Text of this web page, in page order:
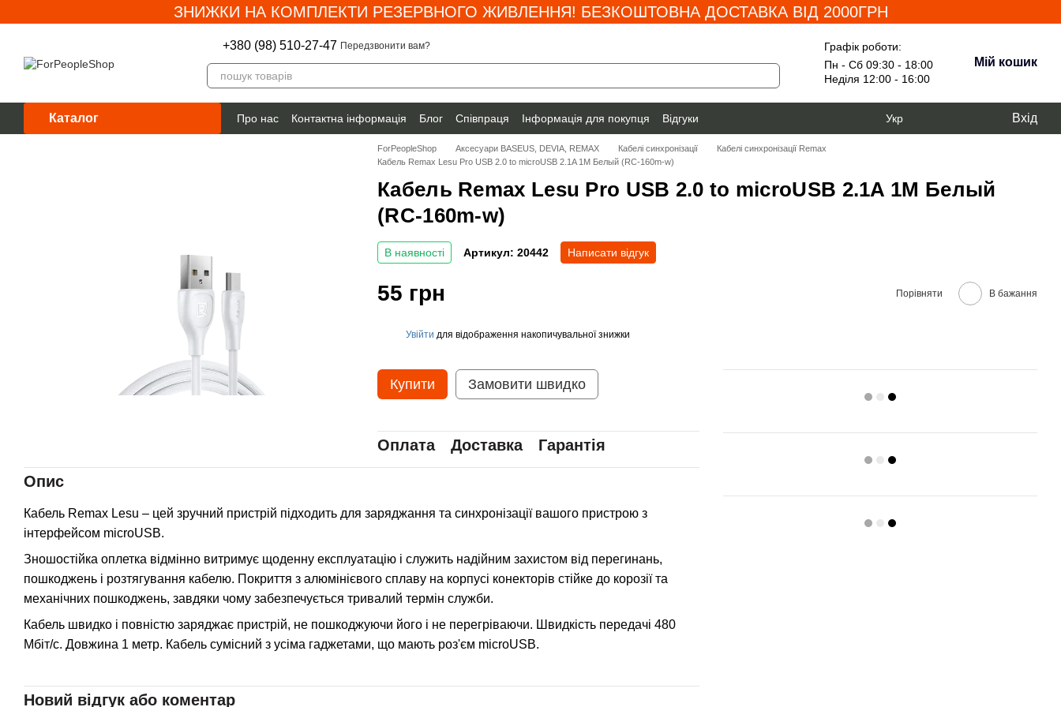
Перейти до основного контентуЗНИЖКИ НА КОМПЛЕКТИ РЕЗЕРВНОГО ЖИВЛЕННЯ! БЕЗКОШТОВНА ДОСТАВКА ВІД 2000ГРН
+380 (98) 510-27-47 Передзвонити вам?
Графік роботи:
Пн - Сб 09:30 - 18:00
Неділя 12:00 - 16:00
Мій кошик
Каталог Про нас Контактна інформація Блог Співпраця Інформація для покупця
Відгуки
Гарантія
Укр Вхід
ForPeopleShop Аксесуари BASEUS, DEVIA, REMAX Кабелі синхронізації
Кабелі синхронізації Remax
Кабель Remax Lesu Pro USB 2.0 to microUSB 2.1A 1M Белый (RC-160m-w)
Кабель Remax Lesu Pro USB 2.0 to microUSB 2.1A 1M Белый
(RC-160m-w)
В наявності Артикул: 20442 Написати відгук
55 грн Порівняти В бажання
Увійти для відображення накопичувальної знижки
Купити Замовити швидко
Оплата Доставка Гарантія
Опис
Кабель Remax Lesu – цей зручний пристрій підходить для заряджання та синхронізації вашого пристрою з
інтерфейсом microUSB.
Зношостійка оплетка відмінно витримує щоденну експлуатацію і служить надійним захистом від перегинань,
пошкоджень і розтягування кабелю. Покриття з алюмінієвого сплаву на корпусі конекторів стійке до корозії та
механічних пошкоджень, завдяки чому забезпечується тривалий термін служби.
Кабель швидко і повністю заряджає пристрій, не пошкоджуючи його і не перегріваючи. Швидкість передачі 480
Мбіт/с. Довжина 1 метр. Кабель сумісний з усіма гаджетами, що мають роз'єм microUSB.
Новий відгук або коментар